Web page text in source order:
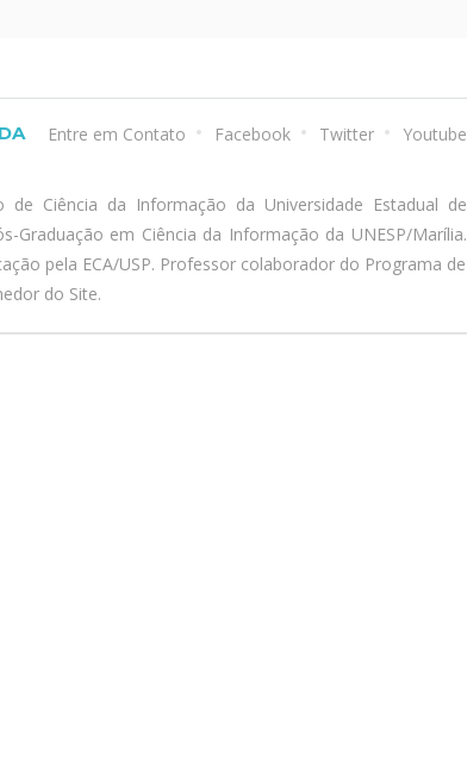
Entre em Contato Facebook Twitter Youtube
Ciência da Informação da Universidade Estadual de
Graduação em Ciência da Informação da UNESP/Marília.
pela ECA/USP. Professor colaborador do Programa de
do Site.